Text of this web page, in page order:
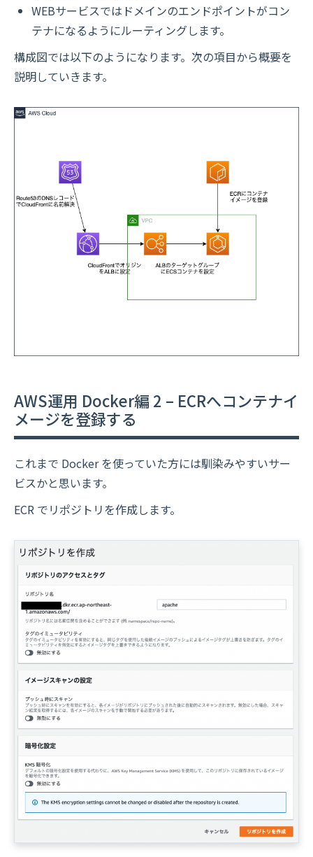
WEBサービスではドメインのエンドポイントがコン
テナになるようにルーティングします。
構成図では以下のようになります。次の項目から概要を
説明していきます。
AWS運用 Docker編 2 – ECRへコンテナイ
メージを登録する
これまで Docker を使っていた方には馴染みやすいサー
ビスかと思います。
ECR でリポジトリを作成します。